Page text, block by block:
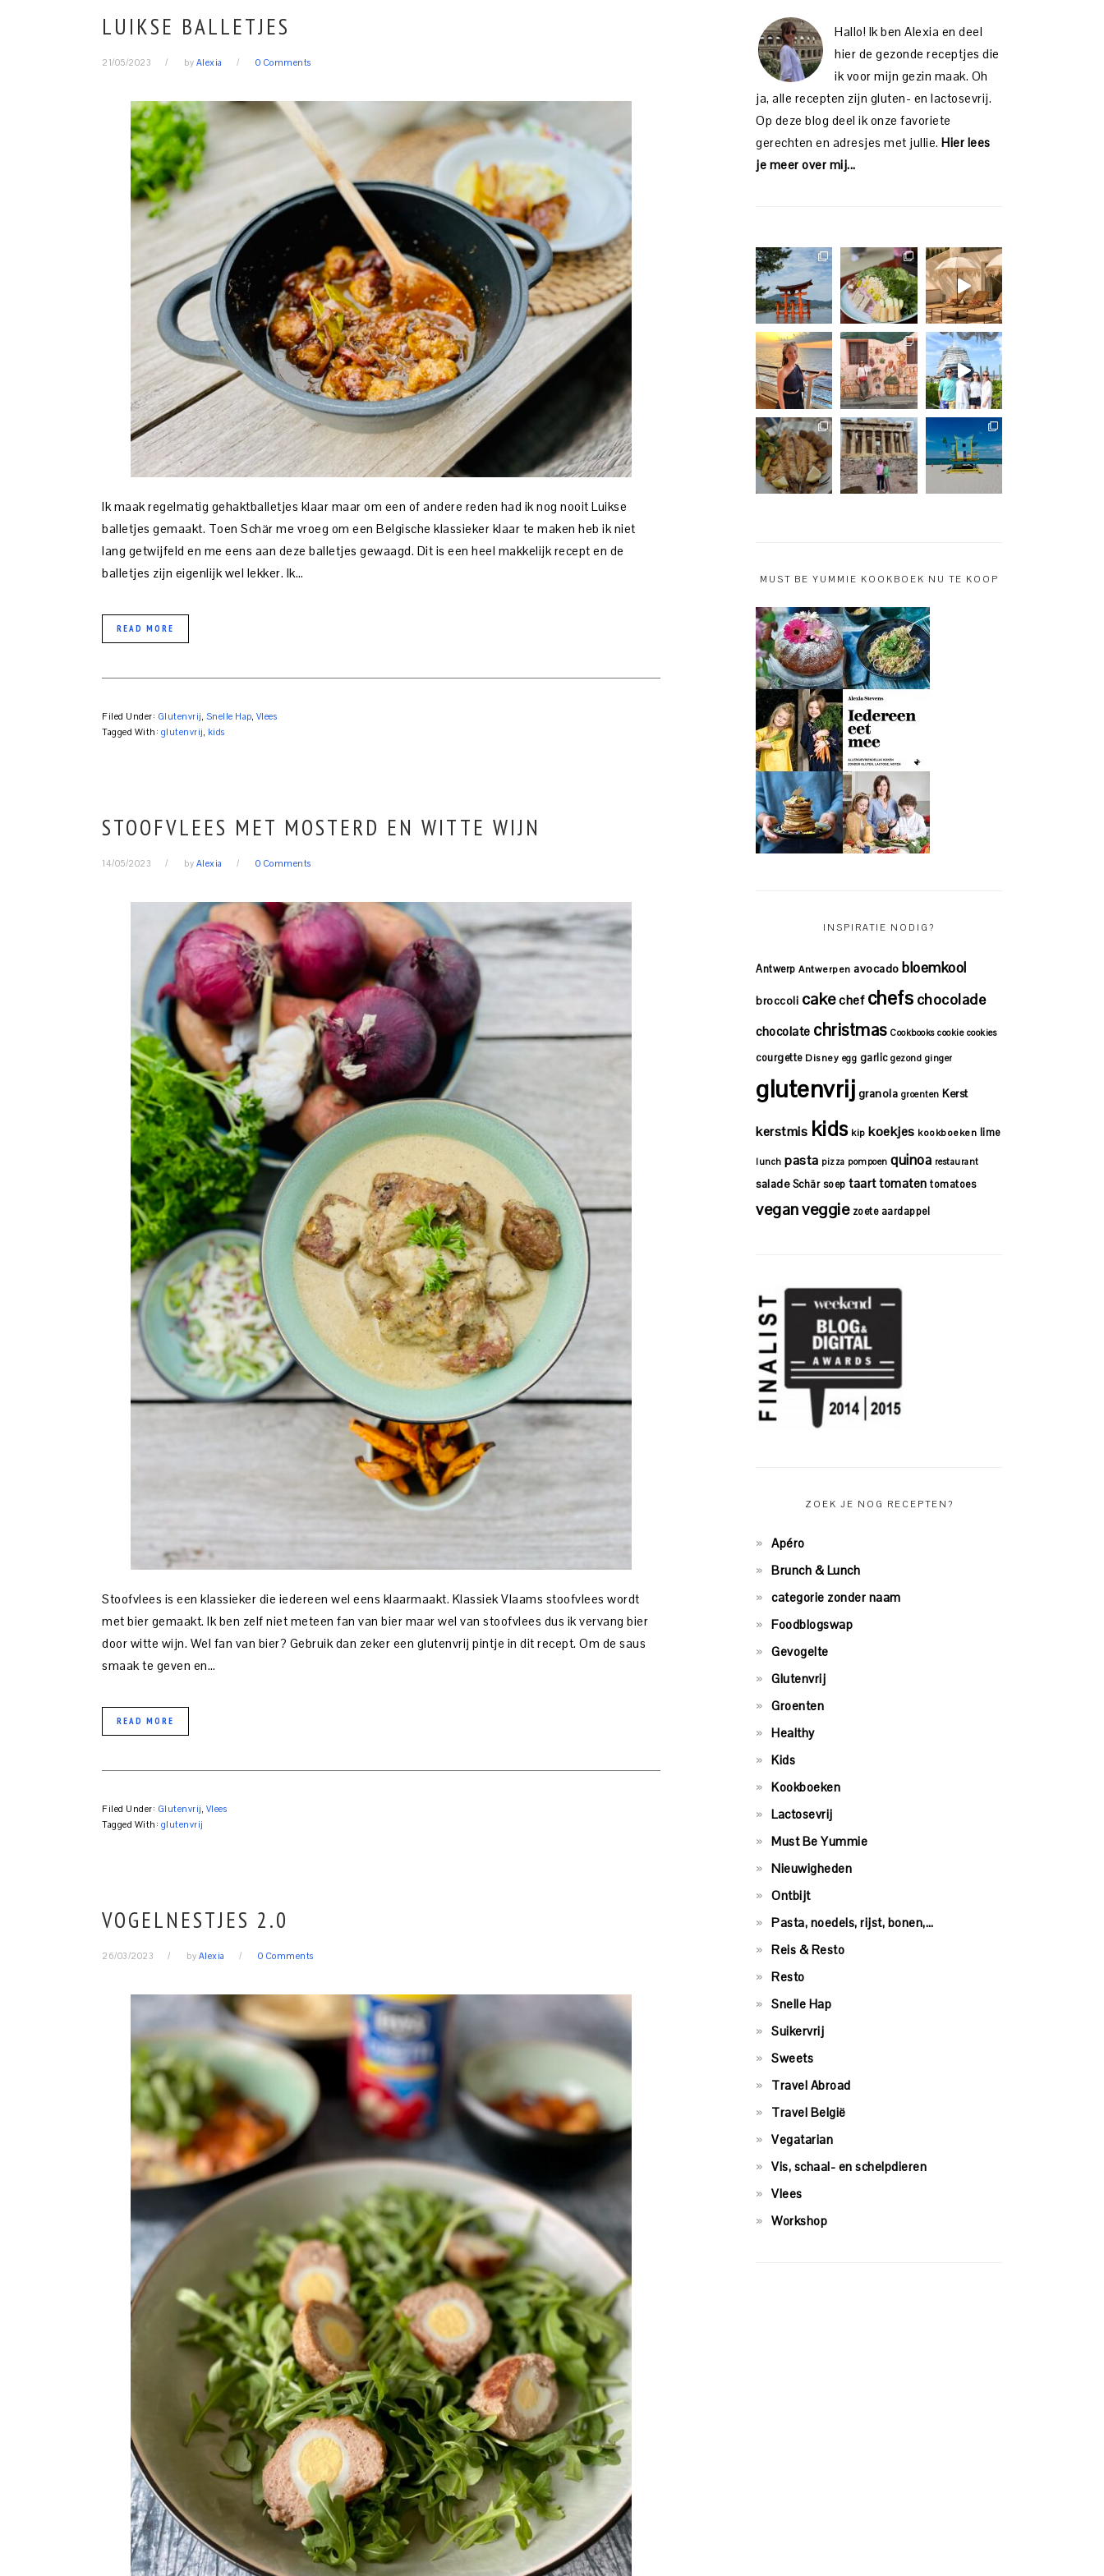
LUIKSE BALLETJES
21/05/2023 by Alexia 0 Comments
Ik maak regelmatig gehaktballetjes klaar maar om een of andere reden had ik nog nooit Luikse
balletjes gemaakt. Toen Schär me vroeg om een Belgische klassieker klaar te maken heb ik niet
lang getwijfeld en me eens aan deze balletjes gewaagd. Dit is een heel makkelijk recept en de
balletjes zijn eigenlijk wel lekker. Ik…
READ MORE
Filed Under: Glutenvrij Snelle Hap Vlees
Tagged With: glutenvrij kids
STOOFVLEES MET MOSTERD EN WITTE WIJN
14/05/2023 by Alexia 0 Comments
Stoofvlees is een klassieker die iedereen wel eens klaarmaakt. Klassiek Vlaams stoofvlees wordt
met bier gemaakt. Ik ben zelf niet meteen fan van bier maar wel van stoofvlees dus ik vervang bier
door witte wijn. Wel fan van bier? Gebruik dan zeker een glutenvrij pintje in dit recept. Om de saus
smaak te geven en…
READ MORE
Filed Under: Glutenvrij Vlees
Tagged With: glutenvrij
VOGELNESTJES 2.0
26/03/2023 by Alexia 0 Comments
Hallo! Ik ben Alexia en deel
hier de gezonde receptjes die
ik voor mijn gezin maak. Oh
ja, alle recepten zijn gluten- en lactosevrij.
Op deze blog deel ik onze favoriete
gerechten en adresjes met jullie. Hier lees
je meer over mij...
MUST BE YUMMIE KOOKBOEK NU TE KOOP
INSPIRATIE NODIG?
Antwerp Antwerpen avocado bloemkool
broccoli cakechef chefs chocolade
chocolate christmas Cookbooks cookie cookies
courgette Disney egg garlic gezond ginger
glutenvrij granola groenten Kerst
kerstmis kids kip koekjes kookboeken lime
lunch pasta pizza pompoen quinoa restaurant
salade Schär soep taarttomaten tomatoes
veganveggie zoete aardappel
ZOEK JE NOG RECEPTEN?
Apéro
Brunch & Lunch
categorie zonder naam
Foodblogswap
Gevogelte
Glutenvrij
Groenten
Healthy
Kids
Kookboeken
Lactosevrij
Must Be Yummie
Nieuwigheden
Ontbijt
Pasta, noedels, rijst, bonen,…
Reis & Resto
Resto
Snelle Hap
Suikervrij
Sweets
Travel Abroad
Travel België
Vegatarian
Vis, schaal- en schelpdieren
Vlees
Workshop